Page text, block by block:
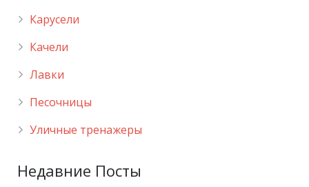
Карусели
Качели
Лавки
Песочницы
Уличные тренажеры
Недавние Посты